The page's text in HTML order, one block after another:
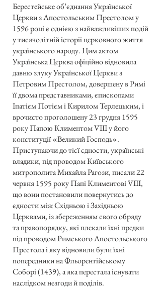
Берестейське об’єднання Української
Церкви з Апостольським Престолом у
1596 році є однією з найважливіших подій
у тисячолітній історії церковного життя
українського народу. Цим актом
Українська Церква офіційно відновила
давню злуку Української Церкви з
Петровим Престолом, довершену в Римі
її двома представниками, єпископами
Іпатієм Потієм і Кирилом Терлецьким, і
врочисто проголошену 23 грудня 1595
року Папою Климентом VIII у його
конституції «Великий Господь».
Приступаючи до тієї єдности, українські
владики, під проводом Київського
митрополита Михайла Рагози, писали 22
червня 1595 року Папі Климентові VIII,
що вони постановили повернутись до
єдности між Східньою і Західньою
Церквами, із збереженням свого обряду
та правопорядку, які плекали їхні предки
під проводом Римського Апостольського
Престола і яку відновили були їхні
попередники на Фльорентійському
Соборі (1439), а яка перестала існувати
наслідком незгоди й поділів.